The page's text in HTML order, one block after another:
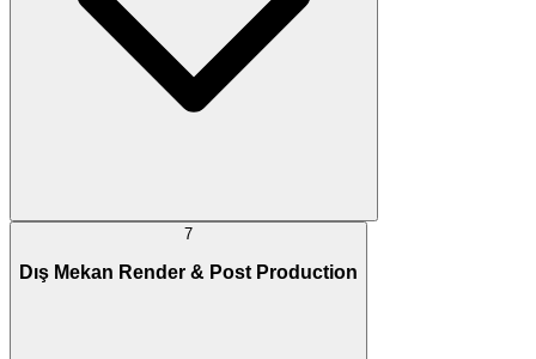
7
Dış Mekan Render & Post Production